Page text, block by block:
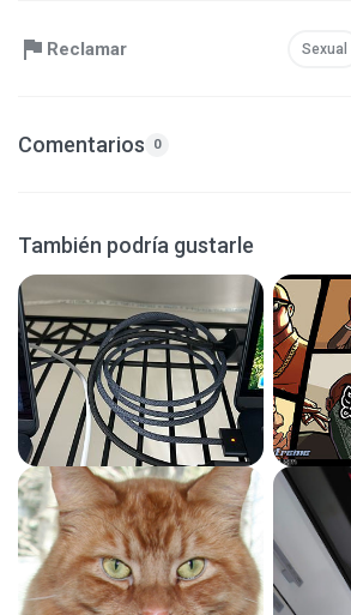
Reclamar Sexual
Comentarios 0
También podría gustarle